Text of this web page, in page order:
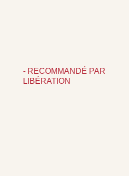
- RECOMMANDÉ PAR
LIBÉRATION